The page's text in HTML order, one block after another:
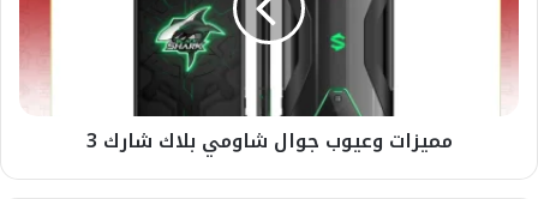
مميزات وعيوب جوال شاومي بلاك شارك 3